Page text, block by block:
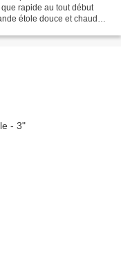
rapide au tout début
étole douce et chaude